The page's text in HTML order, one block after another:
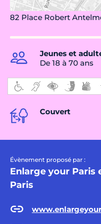
82 Place Robert
Jeunes et
De 18 à 70 ans
Couvert
Évènement proposé par :
Enlarge your Paris
Paris